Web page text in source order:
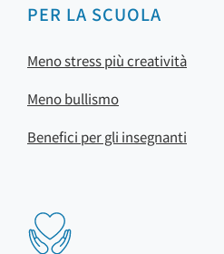
PER LA SCUOLA
Meno stress più creatività
Meno bullismo
Benefici per gli insegnanti